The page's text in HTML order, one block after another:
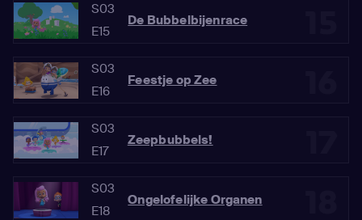
S03
E15
De Bubbelbijenrace
S03
E16
Feestje op Zee
S03
E17
Zeepbubbels!
S03
E18
Ongelofelijke Organen